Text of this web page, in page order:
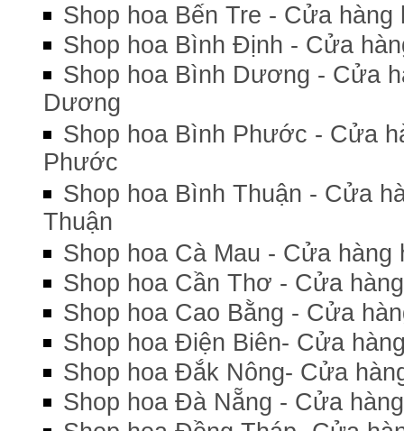
Shop hoa Bến Tre - Cửa
Shop hoa Bình Định - Cửa
Shop hoa Bình Dương - Cửa
Dương
Shop hoa Bình Phước - Cửa
Phước
Shop hoa Bình Thuận - Cửa
Thuận
Shop hoa Cà Mau - Cửa
Shop hoa Cần Thơ - Cửa
Shop hoa Cao Bằng - Cửa
Shop hoa Điện Biên- Cửa
Shop hoa Đắk Nông- Cửa
Shop hoa Đà Nẵng - Cửa